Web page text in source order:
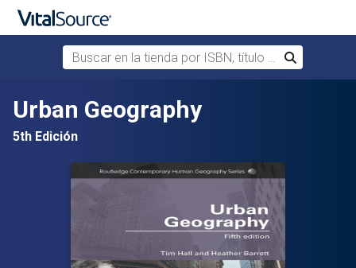
Saltar al contenido principal
Buscar en la tienda por ISBN, título o autor
Buscar
Urban Geography
5th Edición